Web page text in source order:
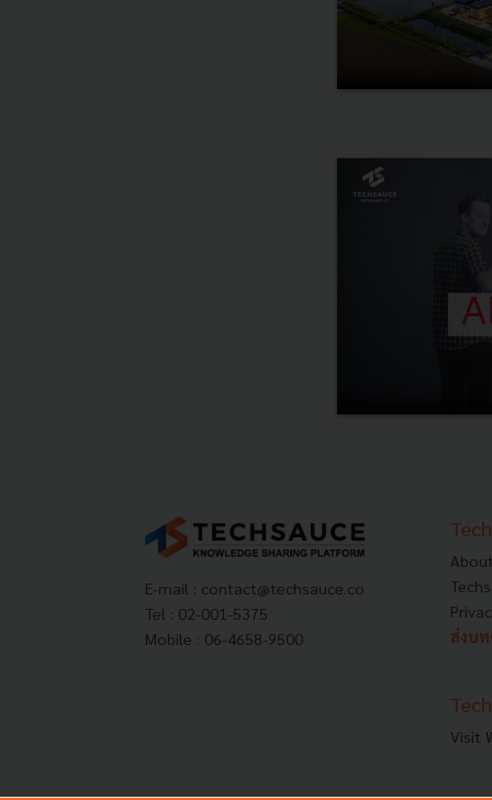
E-mail : contact@techsauce.co
Tel : 02-001-5375
Mobile : 06-4658-9500
ส่งบ
Visit